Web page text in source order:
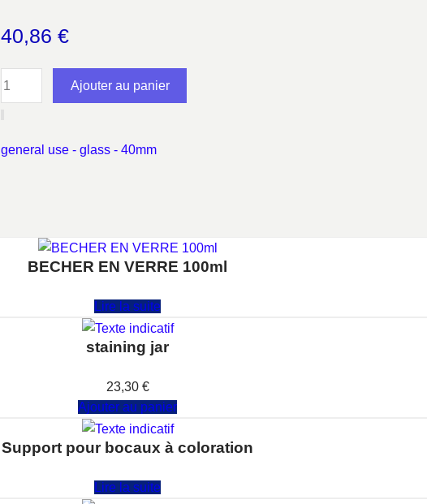
40,86€
Ajouter au panier
general use - glass - 40mm
BECHER EN VERRE 100ml
Lire la suite
staining jar
23,30 €
Ajouter au panier
Support pour bocaux à coloration
Lire la suite